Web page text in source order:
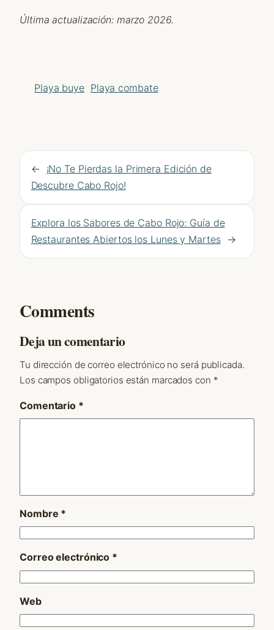
Última actualización: marzo 2026.
Playa buye Playa combate
← ¡No Te Pierdas la Primera Edición de
Descubre Cabo Rojo!
Explora los Sabores de Cabo Rojo: Guía de
Restaurantes Abiertos los Lunes y Martes
→
Comments
Deja un comentario
Tu dirección de correo electrónico no será publicada.
Los campos obligatorios están marcados con *
Comentario *
Nombre *
Correo electrónico *
Web